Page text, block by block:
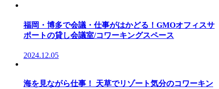
福岡・博多で会議・仕事がはかどる！GMOオフィスサ
ポートの貸し会議室/コワーキングスペース
2024.12.05
海を見ながら仕事！ 天草でリゾート気分のコワーキン